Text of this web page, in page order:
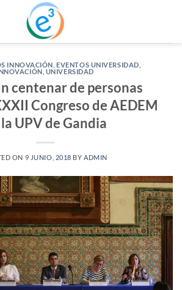
INNOVACIÓN ,EVENTOS UNIVERSIDAD
UNIVERSIDAD
centenar de personas
Congreso de AEDEM
UPV de Gandia
ON 9 JUNIO, 2018 BY ADMIN